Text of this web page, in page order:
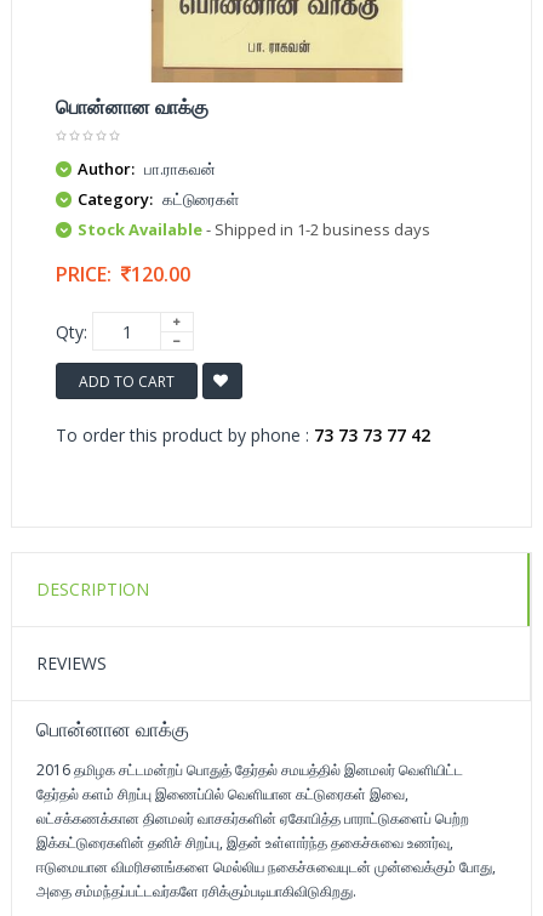
பொன்னான வாக்கு
Author: பா.ராகவன்
Category: கட்டுரைகள்
Stock Available- Shipped in 1-2 business days
PRICE: 120.00
Qty:
ADD TO CART
To order this product by phone : 73 73 73 77 42
DESCRIPTION
REVIEWS
பொன்னான வாக்கு
2016 தமிழக சட்டமன்றப் பொதுத் தேர்தல் சமயத்தில் இனமலர் வெளியிட்ட
தேர்தல் களம் சிறப்பு இணைப்பில் வெளியான கட்டுரைகள் இவை,
லட்சக்கணக்கான தினமலர் வாசகர்களின் ஏகோபித்த பாராட்டுகளைப் பெற்ற
இக்கட்டுரைகளின் தனிச் சிறப்பு, இதன் உள்ளார்ந்த தகைச்சுவை உணர்வு,
ஈடுமையான விமரிசனங்களை மெல்லிய நகைச்சுவையுடன் முன்வைக்கும் போது,
அதை சம்மந்தப்பட்டவர்களே ரசிக்கும்படியாகிவிடுகிறது.